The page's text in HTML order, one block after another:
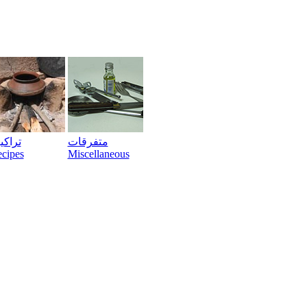
متفرقات
Miscellaneous